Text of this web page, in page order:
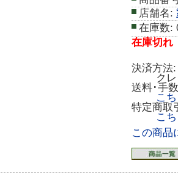
店舗名:
在庫数:
在庫切れ
決済方法:
ク
送料･手
こ
特定商取
こ
この商品